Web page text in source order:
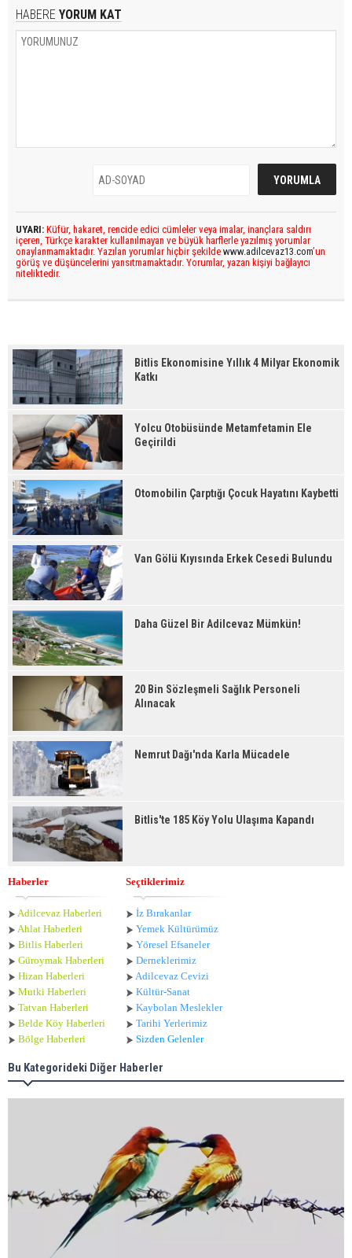
HABERE YORUM KAT
UYARI: Küfür, hakaret, rencide edici cümleler veya imalar, inançlara saldırı
içeren, Türkçe karakter kullanılmayan ve büyük harflerle yazılmış yorumlar
onaylanmamaktadır. Yazılan yorumlar hiçbir şekilde www.adilcevaz13.com’un
görüş ve düşüncelerini yansıtmamaktadır. Yorumlar, yazan kişiyi bağlayıcı
niteliktedir.
Bitlis Ekonomisine Yıllık 4 Milyar Ekonomik
Katkı
Yolcu Otobüsünde Metamfetamin Ele
Geçirildi
Otomobilin Çarptığı Çocuk Hayatını Kaybetti
Van Gölü Kıyısında Erkek Cesedi Bulundu
Daha Güzel Bir Adilcevaz Mümkün!
20 Bin Sözleşmeli Sağlık Personeli
Alınacak
Nemrut Dağı'nda Karla Mücadele
Bitlis'te 185 Köy Yolu Ulaşıma Kapandı
Haberler
Adilcevaz Haberleri
Ahlat Haberleri
Bitlis Haberleri
Güroymak Haberleri
Hizan Haberleri
Mutki Haberleri
Tatvan Haberleri
Belde Köy Haberleri
Bölge Haberleri
Seçtiklerimiz
İz Bırakanlar
Yemek Kültürümüz
Yöresel Efsaneler
Derneklerimiz
Adilcevaz Cevizi
Kültür-Sanat
Kaybolan Meslekler
Tarihi Yerlerimiz
Sizden Gelenler
Bu Kategorideki Diğer Haberler